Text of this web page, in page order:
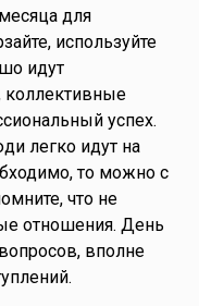
для
используйте
идут
коллективные
успех.
легко идут на
то можно с
что не
отношения. День
вполне